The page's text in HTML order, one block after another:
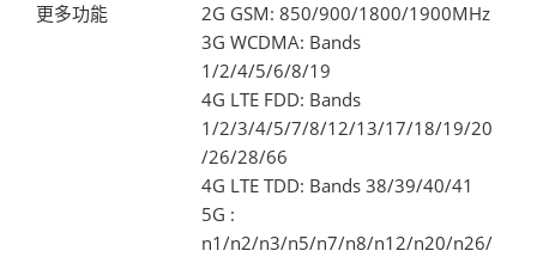
更多功能
2G GSM: 850/900/1800/1900MHz
3G WCDMA: Bands
1/2/4/5/6/8/19
4G LTE FDD: Bands
1/2/3/4/5/7/8/12/13/17/18/19/20
/26/28/66
4G LTE TDD: Bands 38/39/40/41
5G :
n1/n2/n3/n5/n7/n8/n12/n20/n26/